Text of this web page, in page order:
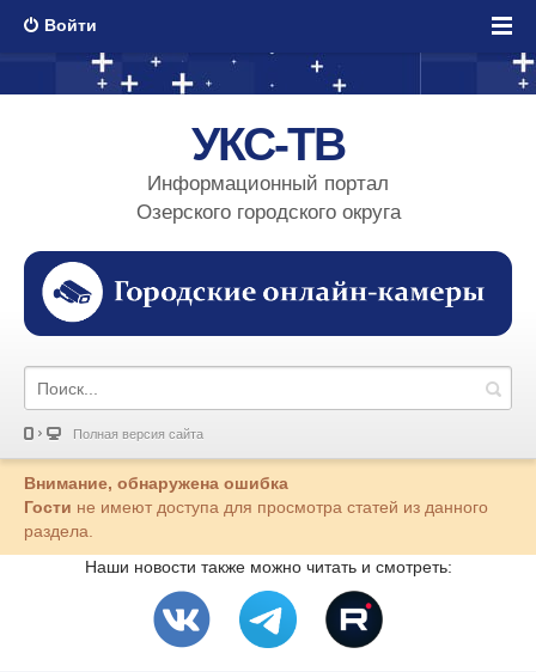
Войти
УКС-ТВ
Информационный портал
Озерского городского округа
Полная версия сайта
Внимание, обнаружена ошибка
Гости не имеют доступа для просмотра статей из данного
раздела.
Наши новости также можно читать и смотреть: